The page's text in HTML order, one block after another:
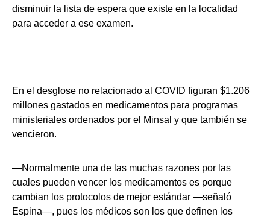
disminuir la lista de espera que existe en la localidad
para acceder a ese examen.
En el desglose no relacionado al COVID figuran $1.206
millones gastados en medicamentos para programas
ministeriales ordenados por el Minsal y que también se
vencieron.
—Normalmente una de las muchas razones por las
cuales pueden vencer los medicamentos es porque
cambian los protocolos de mejor estándar —señaló
Espina—, pues los médicos son los que definen los